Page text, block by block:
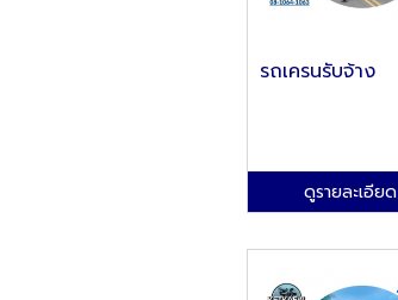
รถเครนรับจ้าง
ดูรายละเอียด